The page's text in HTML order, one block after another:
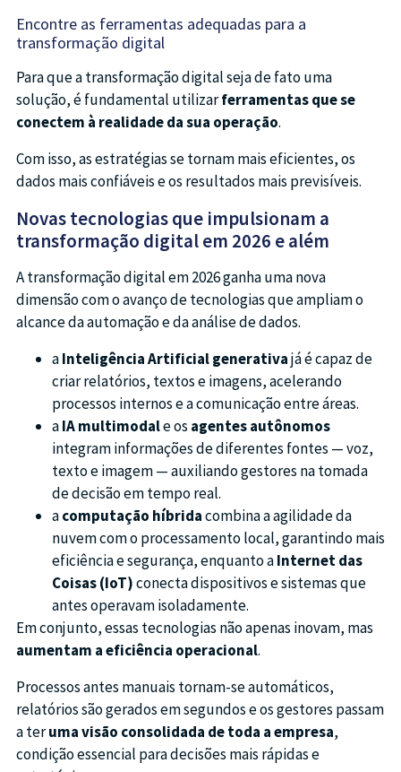
Encontre as ferramentas adequadas para a
transformação digital
Para que a transformação digital seja de fato uma
solução, é fundamental utilizarferramentas que se
conectem à realidade da sua operação.
Com isso, as estratégias se tornam mais eficientes, os
dados mais confiáveis e os resultados mais previsíveis.
Novas tecnologias que impulsionam a
transformação digital em 2026 e além
A transformação digital em 2026 ganha uma nova
dimensão com o avanço de tecnologias que ampliam o
alcance da automação e da análise de dados.
aInteligência Artificial generativajá é capaz de
criar relatórios, textos e imagens, acelerando
processos internos e a comunicação entre áreas.
aIA multimodale os agentes autônomos
integram informações de diferentes fontes — voz,
texto e imagem — auxiliando gestores na tomada
de decisão em tempo real.
acomputação híbridacombina a agilidade da
nuvem com o processamento local, garantindo mais
eficiência e segurança, enquanto aInternet das
Coisas (IoT)conecta dispositivos e sistemas que
antes operavam isoladamente.
Em conjunto, essas tecnologias não apenas inovam, mas
aumentam a eficiência operacional.
Processos antes manuais tornam-se automáticos,
relatórios são gerados em segundos e os gestores passam
a teruma visão consolidada de toda a empresa,
condição essencial para decisões mais rápidas e